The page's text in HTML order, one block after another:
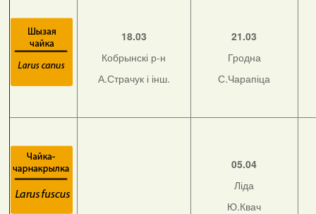
18.03
Кобрынскі р-н
А.Страчук і інш.
21.03
Гродна
С.Чарапіца
05.04
Ліда
Ю.Квач